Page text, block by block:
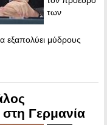
των
εξαπολύει μύδρους
Γερμανία